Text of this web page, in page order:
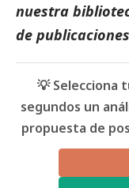
nuestra
de publicaciones
💡 Selecciona
segundos un
propuesta de